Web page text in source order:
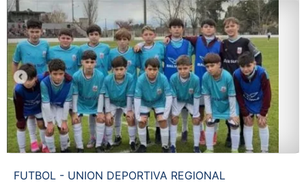
FUTBOL - UNION DEPORTIVA REGIONAL